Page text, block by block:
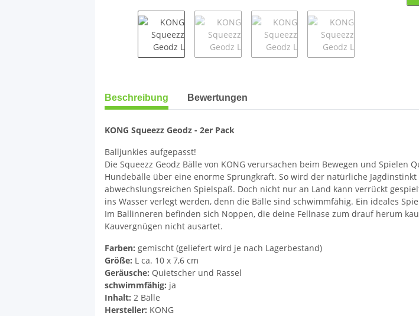
weitere Registerkarten anzeigen
Beschreibung Bewertungen
KONG Squeezz Geodz - 2er Pack
Balljunkies aufgepasst!
Die Squeezz Geodz Bälle von KONG verursachen beim Bewegen und
Hundebälle über eine enorme Sprungkraft. So wird der natürliche
abwechslungsreichen Spielspaß. Doch nicht nur an Land kann verrückt
ins Wasser verlegt werden, denn die Bälle sind schwimmfähig. Ein ideales
Im Ballinneren befinden sich Noppen, die deine Fellnase zum drauf herum
Kauvergnügen nicht ausartet.
Farben: gemischt (geliefert wird je nach Lagerbestand)
Größe: L ca. 10 x 7,6 cm
Geräusche: Quietscher und Rassel
schwimmfähig: ja
Inhalt: 2 Bälle
Hersteller: KONG